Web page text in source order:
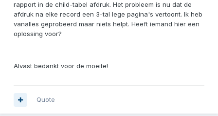
rapport in de child-tabel afdruk. Het probleem is nu dat de
afdruk na elke record een 3-tal lege pagina's vertoont. Ik heb
vanalles geprobeerd maar niets helpt. Heeft iemand hier een
oplossing voor?
Alvast bedankt voor de moeite!
Quote